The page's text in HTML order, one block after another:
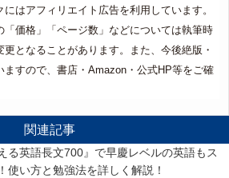
はアフィリエイト広告を利用しています。
「価格」「ページ数」などについては執筆時
となることがあります。また、今後絶版・
ますので、書店・Amazon・公式HP等をご確
関連記事
る英語長文700』で早慶レベルの英語もス
使い方と勉強法を詳しく解説！